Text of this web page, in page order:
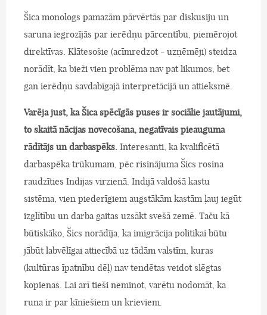
Šica monologs pamazām pārvērtās par diskusiju un
saruna iegrozījās par ierēdņu pārcentību, piemērojot
direktīvas. Klātesošie (acīmredzot - uzņēmēji) steidza
norādīt, ka bieži vien problēma nav pat likumos, bet
gan ierēdņu savdabīgajā interpretācijā un attieksmē.
Varēja just, ka Šica spēcīgās puses ir sociālie jautājumi,
to skaitā nācijas novecošana, negatīvais pieauguma
rādītājs un darbaspēks. Interesanti, ka kvalificētā
darbaspēka trūkumam, pēc risinājuma Šics rosina
raudzīties Indijas virzienā. Indijā valdošā kastu
sistēma, vien piederīgiem augstākām kastām ļauj iegūt
izglītību un darba gaitas uzsākt svešā zemē. Taču kā
būtiskāko, Šics norādīja, ka imigrācija politikai būtu
jābūt labvēlīgai attiecībā uz tādām valstīm, kuras
(kultūras īpatnību dēļ) nav tendētas veidot slēgtas
kopienas. Lai arī tieši neminot, varētu nodomāt, ka
runa ir par ķīniešiem un krieviem.